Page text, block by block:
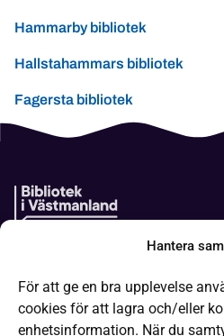
Hantera
För att ge en bra upplevelse
cookies för att lagra och/eller
enhetsinformation. När du
Hammarby bibliotek
Hallstahammars bibliotek
Fagersta bibliotek
It-hjälp
Läsa på olika sätt